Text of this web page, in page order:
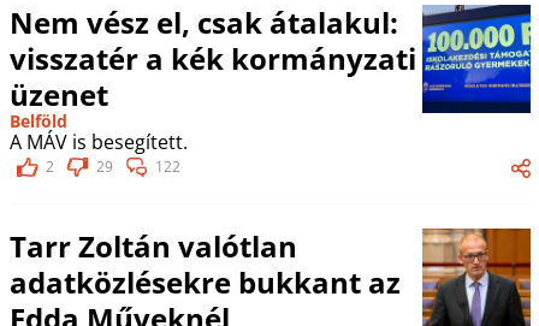
Nem vész el, csak átalakul:
visszatér a kék kormányzati
üzenet
Belföld
A MÁV is besegített.
2 29 122
Tarr Zoltán valótlan
adatközlésekre bukkant az
Edda Műveknél